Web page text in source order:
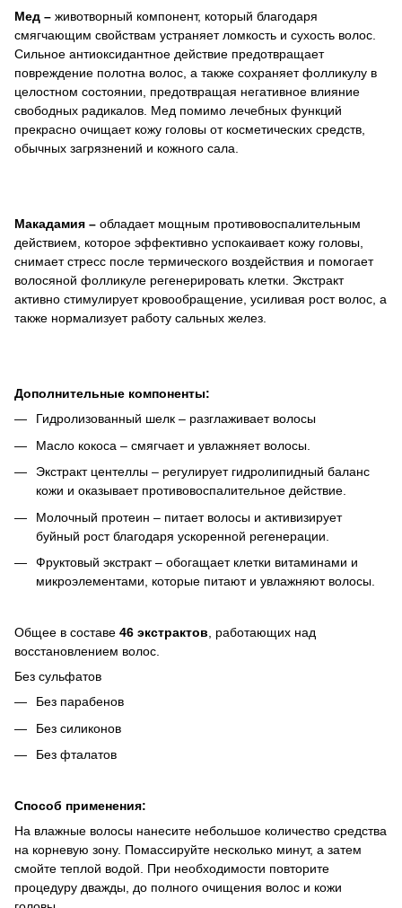
Мед – животворный компонент, который благодаря
смягчающим свойствам устраняет ломкость и сухость волос.
Сильное антиоксидантное действие предотвращает
повреждение полотна волос, а также сохраняет фолликулу в
целостном состоянии, предотвращая негативное влияние
свободных радикалов. Мед помимо лечебных функций
прекрасно очищает кожу головы от косметических средств,
обычных загрязнений и кожного сала.
Макадамия – обладает мощным противовоспалительным
действием, которое эффективно успокаивает кожу головы,
снимает стресс после термического воздействия и помогает
волосяной фолликуле регенерировать клетки. Экстракт
активно стимулирует кровообращение, усиливая рост волос, а
также нормализует работу сальных желез.
Дополнительные компоненты:
Гидролизованный шелк – разглаживает волосы
Масло кокоса – смягчает и увлажняет волосы.
Экстракт центеллы – регулирует гидролипидный баланс
кожи и оказывает противовоспалительное действие.
Молочный протеин – питает волосы и активизирует
буйный рост благодаря ускоренной регенерации.
Фруктовый экстракт – обогащает клетки витаминами и
микроэлементами, которые питают и увлажняют волосы.
Общее в составе 46 экстрактов, работающих над
восстановлением волос.
Без сульфатов
Без парабенов
Без силиконов
Без фталатов
Способ применения:
На влажные волосы нанесите небольшое количество средства
на корневую зону. Помассируйте несколько минут, а затем
смойте теплой водой. При необходимости повторите
процедуру дважды, до полного очищения волос и кожи